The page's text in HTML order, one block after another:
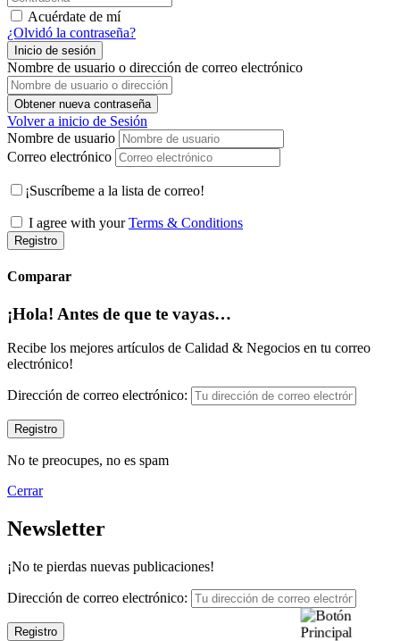
Acuérdate de mí
¿Olvidó la contraseña?
Inicio de sesión
Nombre de usuario o dirección de correo electrónico
Obtener nueva contraseña
Volver a inicio de Sesión
Nombre de usuario
Correo electrónico
¡Suscríbeme a la lista de correo!
I agree with yourTerms & Conditions
Registro
Comparar
¡Hola! Antes de que te vayas…
Recibe los mejores artículos de Calidad & Negocios en tu correo
electrónico!
Dirección de correo electrónico:
No te preocupes, no es spam
Cerrar
Newsletter
¡No te pierdas nuevas publicaciones!
Dirección de correo electrónico: